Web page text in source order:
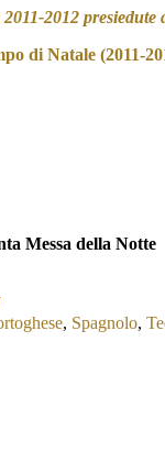
2012
di Natale (2011-
Messa della Notte
, Spagnolo,